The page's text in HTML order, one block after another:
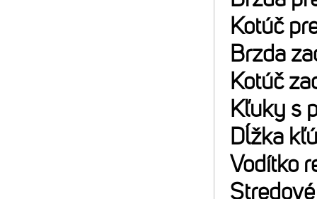
Kotúč
Brzda
Kotúč
Kľuky s
Dĺžka
Vodítko